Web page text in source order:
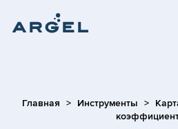
Главная Инструменты